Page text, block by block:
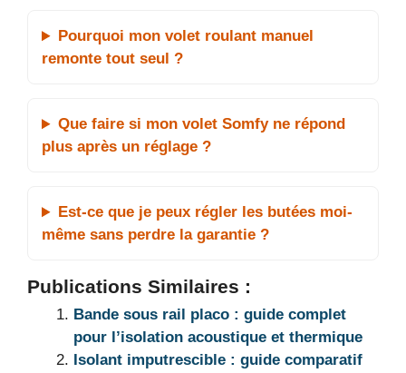
Pourquoi mon volet roulant manuel
remonte tout seul ?
Que faire si mon volet Somfy ne répond
plus après un réglage ?
Est-ce que je peux régler les butées moi-
même sans perdre la garantie ?
Publications Similaires :
Bande sous rail placo : guide complet
pour l’isolation acoustique et thermique
Isolant imputrescible : guide comparatif